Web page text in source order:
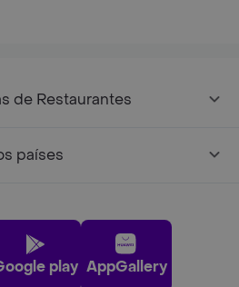
de Restaurantes
países
play AppGallery